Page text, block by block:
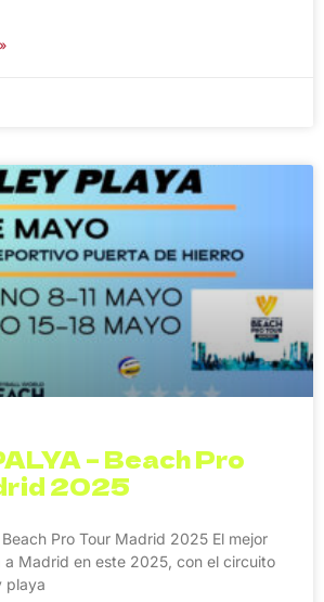
– Beach Pro
2025
Beach Pro Tour Madrid 2025 El mejor
a Madrid en este 2025, con el circuito
playa